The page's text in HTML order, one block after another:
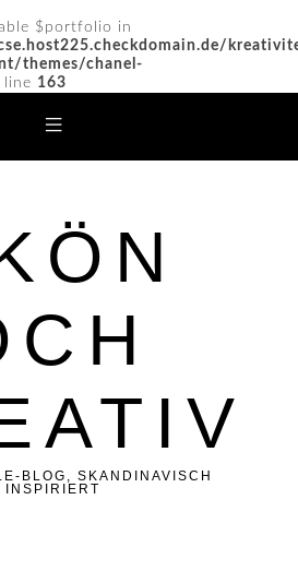
$portfolio in
themes/chanel-
line 163
BLOG, SKANDINAVISCH
INSPIRIERT